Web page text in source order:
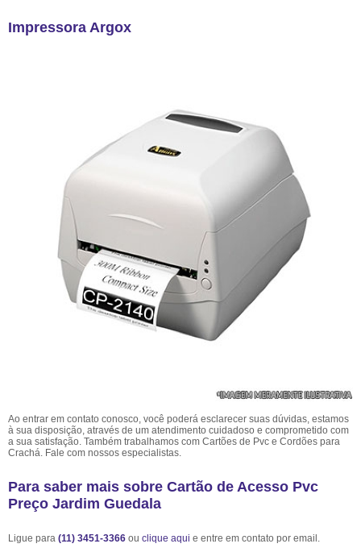
Impressora Argox
Ao entrar em contato conosco, você poderá esclarecer suas dúvidas, estamos
à sua disposição, através de um atendimento cuidadoso e comprometido com
a sua satisfação. Também trabalhamos com Cartões de Pvc e Cordões para
Crachá. Fale com nossos especialistas.
Para saber mais sobre Cartão de Acesso Pvc
Preço Jardim Guedala
Ligue para (11) 3451-3366 ou clique aqui e entre em contato por email.